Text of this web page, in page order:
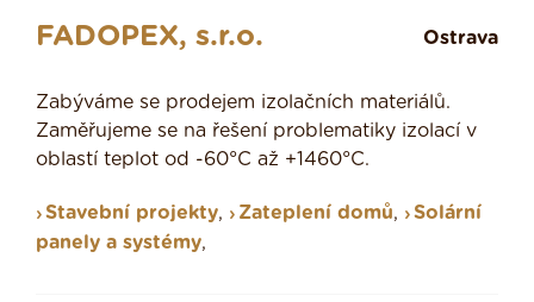
FADOPEX, s.r.o. Ostrava
Zabýváme se prodejem izolačních materiálů.
Zaměřujeme se na řešení problematiky izolací v
oblastí teplot od -60°C až +1460°C.
Stavební projekty, Zateplení domů,
Solární
panely a systémy,